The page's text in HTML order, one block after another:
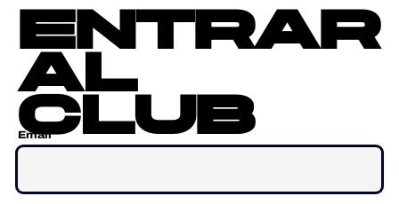
entrar
al
club
Email